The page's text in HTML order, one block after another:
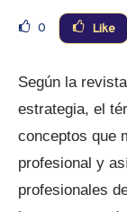
0 Like
Según la
estrategia, el
conceptos que
profesional y
profesionales